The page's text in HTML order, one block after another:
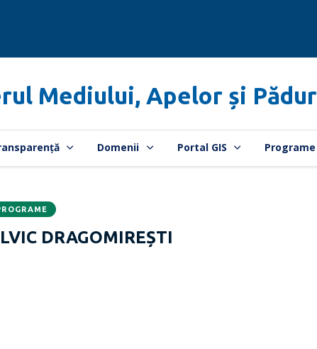
Mediului, Apelor și
Domenii Portal GIS
DRAGOMIREȘTI